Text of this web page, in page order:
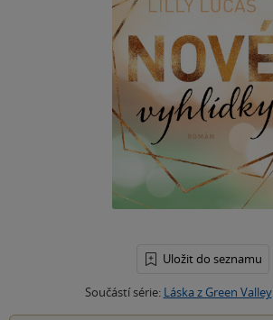
Uložit do seznamu
Součástí série: Láska z Green Valley